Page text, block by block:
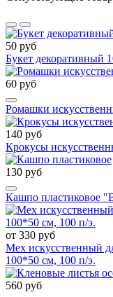
50 руб
Букет декоративный
60 руб
Ромашки
140 руб
Крокусы
130 руб
Кашпо пластиковое
от 330 руб
Мех искусственный
100*50 см, 100 п/э.
560 руб